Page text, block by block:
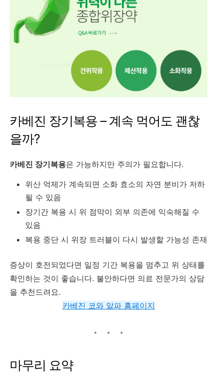
카베진 장기복용 – 계속 먹어도 괜찮
을까?
카베진 장기복용은 가능하지만 주의가 필요합니다.
위산 억제가 계속되면 소화 효소의 자연 분비가 저하
될 수 있음
장기간 복용 시 위 점막이 외부 의존에 익숙해질 수
있음
복용 중단 시 위장 트러블이 다시 발생할 가능성 존재
증상이 호전되었다면 일정 기간 복용을 멈추고 위 상태를
확인하는 것이 좋습니다. 불안하다면 의료 전문가의 상담
을 추천드려요.
카베진 코와 알파 홈페이지
마무리 요약